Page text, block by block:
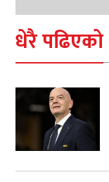
धेरै पढिएको